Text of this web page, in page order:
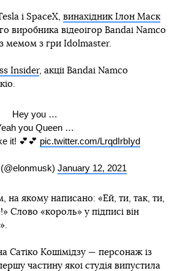
і SpaceX, винахідник Ілон Маск
виробника відеоігор Bandai Namco
мемом з гри Idolmaster.
Insider, акції Bandai Namco
Hey you …
you Queen …
it! 💕💕 pic.twitter.com/LrqdIrbIyd
January 12, 2021
на якому написано: «Ей, ти, так, ти,
Слово «король» у підписі він
Сатіко Кошімідзу — персонаж із
частину якої студія випустила